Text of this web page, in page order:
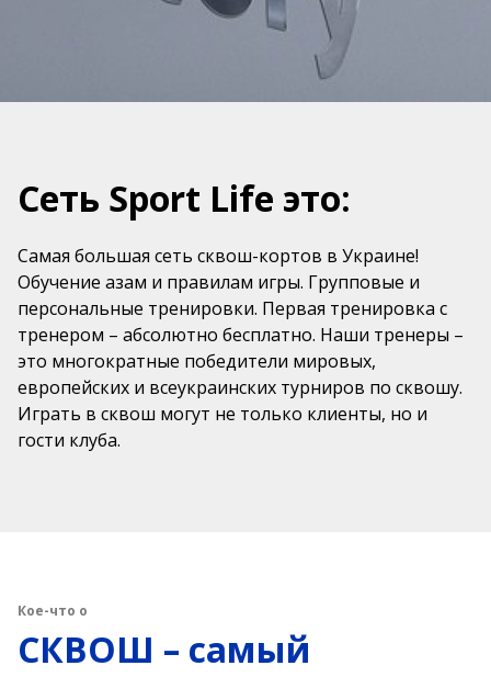
Сеть Sport Life это:
Самая большая сеть сквош-кортов в Украине!
Обучение азам и правилам игры. Групповые и
персональные тренировки. Первая тренировка с
тренером – абсолютно бесплатно. Наши тренеры –
это многократные победители мировых,
европейских и всеукраинских турниров по сквошу.
Играть в сквош могут не только клиенты, но и
гости клуба.
Кое-что о
СКВОШ – самый